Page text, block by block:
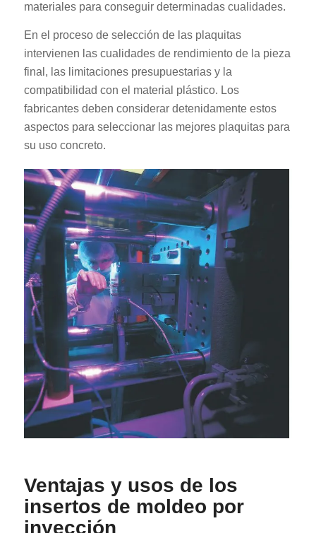
materiales para conseguir determinadas cualidades.
En el proceso de selección de las plaquitas
intervienen las cualidades de rendimiento de la pieza
final, las limitaciones presupuestarias y la
compatibilidad con el material plástico. Los
fabricantes deben considerar detenidamente estos
aspectos para seleccionar las mejores plaquitas para
su uso concreto.
Ventajas y usos de los
insertos de moldeo por
inyección